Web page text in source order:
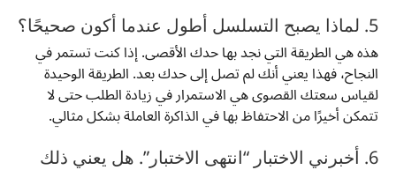
5. لماذا يصبح التسلسل أطول عندما أكون صحيحًا؟
هذه هي الطريقة التي نجد بها حدك الأقصى. إذا كنت تستمر في
النجاح، فهذا يعني أنك لم تصل إلى حدك بعد. الطريقة الوحيدة
لقياس سعتك القصوى هي الاستمرار في زيادة الطلب حتى لا
تتمكن أخيرًا من الاحتفاظ بها في الذاكرة العاملة بشكل مثالي.
6. أخبرني الاختبار “انتهى الاختبار”. هل يعني ذلك